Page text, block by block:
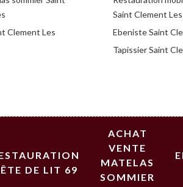
Clement Les
Saint Clement
Ebeniste Saint
Tapissier Saint
DE LIT 69
ACHAT
VENTE
MATELAS
SOMMIER